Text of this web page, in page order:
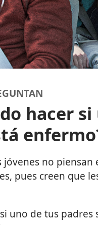
hacer
jóvenes no
pues creen que
uno de tus